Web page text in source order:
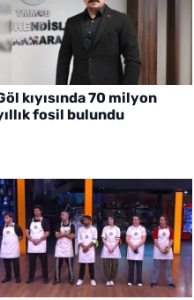
kıyısında 70 milyon
fosil bulundu